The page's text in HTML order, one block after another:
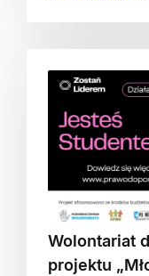
Wolontariat
projektu